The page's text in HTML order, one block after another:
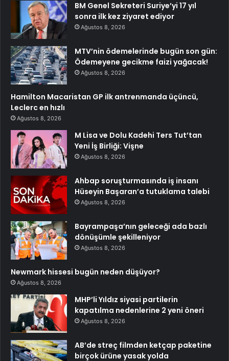
BM Genel Sekreteri Suriye’yi 17 yıl
sonra ilk kez ziyaret ediyor
Ağustos 8, 2026
MTV’nin ödemelerinde bugün son gün:
Ödemeyene gecikme faizi yağacak!
Ağustos 8, 2026
Hamilton Macaristan GP ilk antrenmanda üçüncü,
Leclerc en hızlı
Ağustos 8, 2026
M Lisa ve Dolu Kadehi Ters Tut’tan
Yeni İş Birliği: Vişne
Ağustos 8, 2026
Ahbap soruşturmasında iş insanı
Hüseyin Başaran’a tutuklama talebi
Ağustos 8, 2026
Bayrampaşa’nın geleceği ada bazlı
dönüşümle şekilleniyor
Ağustos 8, 2026
Newmark hissesi bugün neden düşüyor?
Ağustos 8, 2026
MHP’li Yıldız siyasi partilerin
kapatılma nedenlerine 2 yeni öneri
Ağustos 8, 2026
AB’de streç filmden ketçap paketine
birçok ürüne yasak yolda